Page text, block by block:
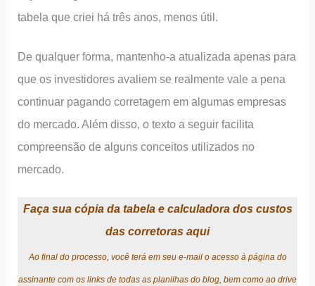
tabela que criei há três anos, menos útil.
De qualquer forma, mantenho-a atualizada apenas para
que os investidores avaliem se realmente vale a pena
continuar pagando corretagem em algumas empresas
do mercado. Além disso, o texto a seguir facilita
compreensão de alguns conceitos utilizados no
mercado.
Faça sua cópia da tabela e calculadora dos custos
das corretoras aqui
Ao final do processo, você terá em seu e-mail o acesso à página do
assinante com os links de todas as planilhas do blog, bem como ao drive